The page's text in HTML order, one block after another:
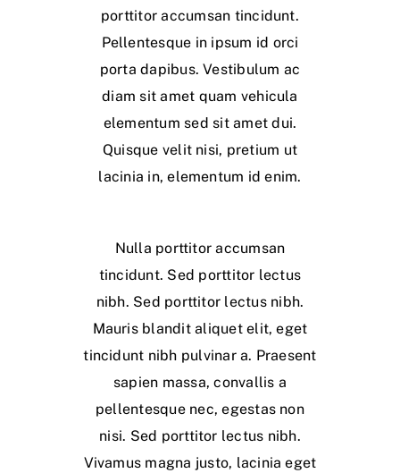
porttitor accumsan tincidunt.
Pellentesque in ipsum id orci
porta dapibus. Vestibulum ac
diam sit amet quam vehicula
elementum sed sit amet dui.
Quisque velit nisi, pretium ut
lacinia in, elementum id enim.
Nulla porttitor accumsan
tincidunt. Sed porttitor lectus
nibh. Sed porttitor lectus nibh.
Mauris blandit aliquet elit, eget
tincidunt nibh pulvinar a. Praesent
sapien massa, convallis a
pellentesque nec, egestas non
nisi. Sed porttitor lectus nibh.
Vivamus magna justo, lacinia eget